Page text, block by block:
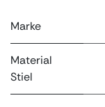
Marke
Material
Stiel